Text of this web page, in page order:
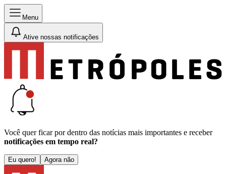
Menu
Ative nossas notificações
Você quer ficar por dentro das notícias mais importantes e receber
notificações em tempo real?
Eu quero! Agora não